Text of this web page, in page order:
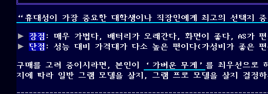
“휴대성이 가장 중요한 대학생이나 직장인에게 최고의 선택지
장점 : 매우 가볍다, 배터리가 오래간다, 화면이 좋다, AS가 편
단점 : 성능 대비 가격대가 다소 높은 편이다(가성비가 좋은 편
구매를 고려 중이시라면, 본인이 ‘가벼운 무게’ 를 최우선으로
지에 따라 일반 그램 모델을 살지, 그램 프로 모델을 살지 결정하